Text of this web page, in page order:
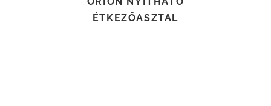
ÉTKEZŐASZTAL